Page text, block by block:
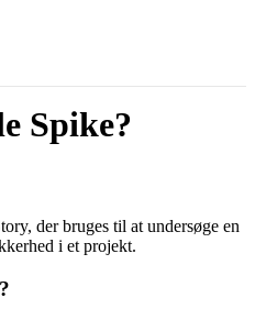
Spike?
der bruges til at undersøge en
i et projekt.